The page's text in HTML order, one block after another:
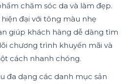
chăm sóc da và làm đẹp.
đại với tông màu nhẹ
giúp khách hàng dễ dàng tìm
chương trình khuyến mãi và
cách nhanh chóng.
đa dạng các danh mục sản